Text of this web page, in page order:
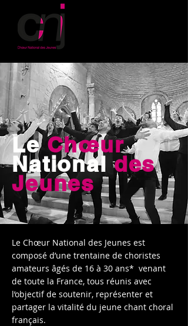
LeChœur
Nationaldes
Jeunes
Le Chœur National des Jeunes est
composé d’une trentaine de choristes
amateurs âgés de 16 à 30 ans* venant
de toute la France, tous réunis avec
l’objectif de soutenir, représenter et
partager la vitalité du jeune chant choral
français.